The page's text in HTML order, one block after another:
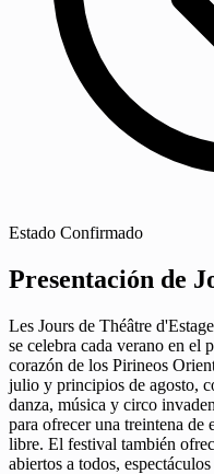
Estado Confirmado
Presentación de
Les Jours de Théâtre
se celebra cada verano en el
corazón de los Pirineos
julio y principios de agosto,
danza, música y circo
para ofrecer una treintena de
libre. El festival también
abiertos a todos,